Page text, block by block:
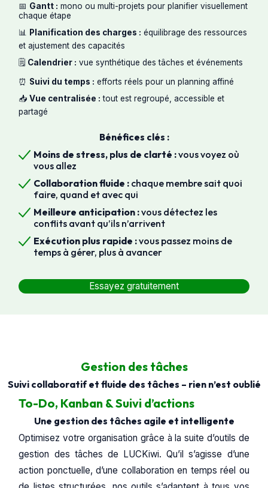
📅 Gantt : mono ou multi-projets pour planifier visuellement
chaque étape
📊
Planification des charges : équilibrage des ressources
et ajustement des capacités
🗒️ Calendrier : vue synthétique des tâches et événements
⏰ Suivi du temps : efforts réels pour un planning affiné
📥Vue centralisée : tout est regroupé, accessible et
partagé
Bénéfices clés :
Moins de stress, plus de clarté :vous voyez où
vous allez
Collaboration fluide : chaque membre sait quoi
faire, quand et avec qui
Meilleure anticipation :vous détectez les
conflits avant qu’ils n’arrivent
Exécution plus rapide :vous passez moins de
temps à gérer, plus à avancer
Essayez gratuitement
Gestion des tâches
Suivi collaboratif et fluide des tâches – rien n’est oublié
To-Do, Kanban & Suivi d’actions
Une gestion des tâches agile et intelligente
Optimisez votre organisation grâce à la suite d’outils de
gestion des tâches de LUCKiwi. Qu’il s’agisse d’une
action ponctuelle, d’une collaboration en temps réel ou